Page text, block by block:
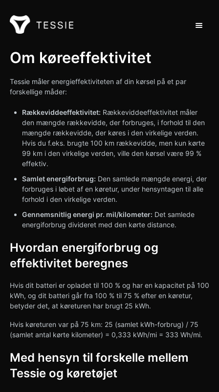
Toggle
Støtte til hjemmet
Kontakt
Om køreeffektivitet
Tessie måler energieffektiviteten af din kørsel på et par
forskellige måder:
Rækkeviddeeffektivitet: Rækkeviddeeffektivitet måler
den mængde rækkevidde, der forbruges, i forhold til den
mængde rækkevidde, der køres i den virkelige verden.
Hvis du f.eks. brugte 100 km rækkevidde, men kun kørte
99 km i den virkelige verden, ville den kørsel være 99 %
effektiv.
Samlet energiforbrug: Den samlede mængde energi, der
forbruges i løbet af en køretur, under hensyntagen til alle
forhold i den virkelige verden.
Gennemsnitlig energi pr. mil/kilometer: Det samlede
energiforbrug divideret med den kørte distance.
Hvordan energiforbrug og
effektivitet beregnes
Hvis dit batteri er opladet til 100 % og har en kapacitet på 100
kWh, og dit batteri går fra 100 % til 75 % efter en køretur,
betyder det, at køreturen har brugt 25 kWh.
Hvis køreturen var på 75 km: 25 (samlet kWh-forbrug) / 75
(samlet antal kørte kilometer) = 0,333 kWh/mi = 333 Wh/mi.
Med hensyn til forskelle mellem
Tessie og køretøjet